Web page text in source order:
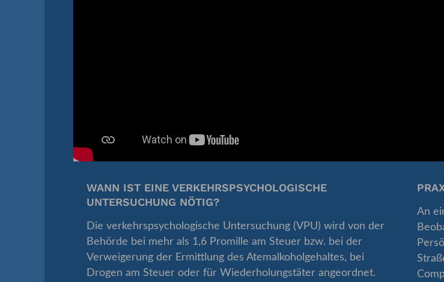
WANN IST EINE VERKEHRSPSYCHOLOGISCHE
UNTERSUCHUNG NÖTIG?
Die verkehrspsychologische Untersuchung (VPU) wird von der
Behörde bei mehr als 1,6 Promille am Steuer bzw. bei der
Verweigerung der Ermittlung des Atemalkoholgehaltes, bei
Drogen am Steuer oder für Wiederholungstäter angeordnet.
An